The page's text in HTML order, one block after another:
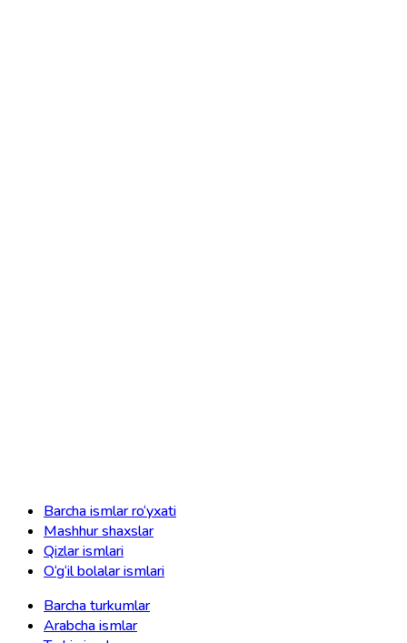
Barcha ismlar ro‘yxati
Mashhur shaxslar
Qizlar ismlari
O‘g‘il bolalar ismlari
Barcha turkumlar
Arabcha ismlar